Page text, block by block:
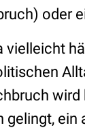
oder
vielleicht